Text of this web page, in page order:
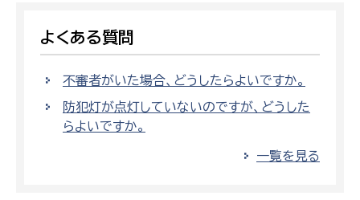
よくある質問
不審者がいた場合、どうしたらよいですか。
防犯灯が点灯していないのですが、どうした
らよいですか。
一覧を見る